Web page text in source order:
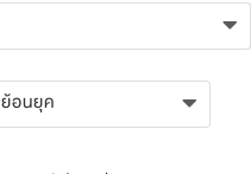
ย้อนยุค